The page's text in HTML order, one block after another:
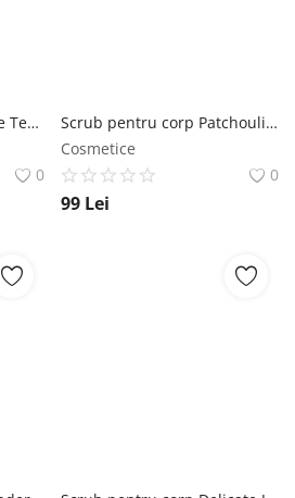
Scrub pentru corp White Tea SABON
0
Scrub pentru corp Patchouli - Lavender - Vanilla SABON
Cosmetice
0
99 Lei